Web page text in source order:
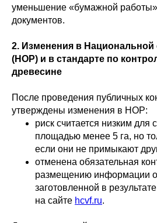
уменьшение «бумажной работы»
документов.
2. Изменения в Национальной
(НОР) и в стандарте по
древесине
После проведения публичных
утверждены изменения в НОР:
риск считается низким для
площадью менее 5 га, но
если они не примыкают
отменена обязательная
размещению информации
заготовленной в
на сайте hcvf.ru.